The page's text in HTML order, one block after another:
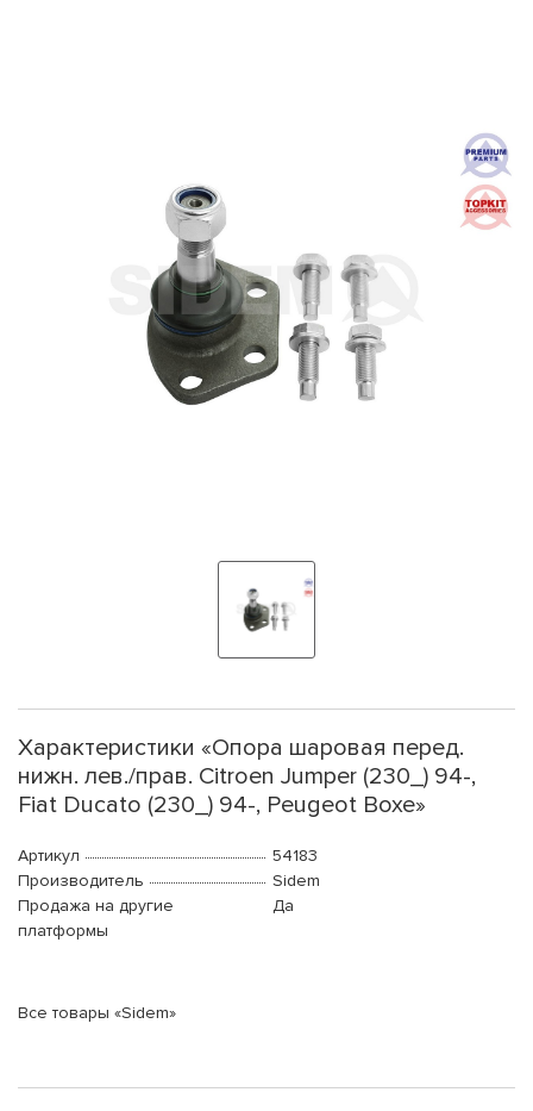
Характеристики «Опора шаровая перед.
нижн. лев./прав. Citroen Jumper (230_) 94-,
Fiat Ducato (230_) 94-, Peugeot Boxe»
Артикул
54183
Производитель
Sidem
Продажа на другие
платформы
Да
Все товары «Sidem»